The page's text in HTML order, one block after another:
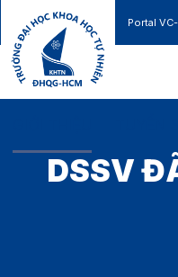
Portal
DSSV